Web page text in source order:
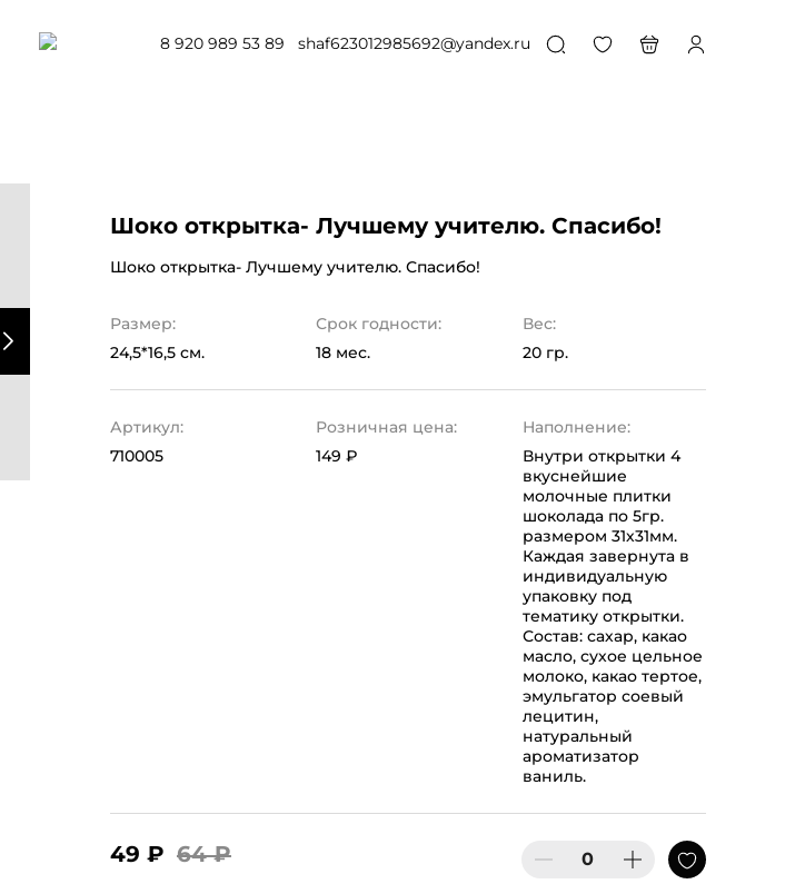
8 920 989 53 89 shaf623012985692@yandex.ru
Шоко открытка- Лучшему учителю. Спасибо!
Шоко открытка- Лучшему учителю. Спасибо!
Размер:
24,5*16,5 см.
Срок годности:
18 мес.
Вес:
20 гр.
Артикул:
710005
Розничная цена:
149 ₽
Наполнение:
Внутри открытки 4
вкуснейшие
молочные плитки
шоколада по 5гр.
размером 31х31мм.
Каждая завернута в
индивидуальную
упаковку под
тематику открытки.
Состав: сахар, какао
масло, сухое цельное
молоко, какао тертое,
эмульгатор соевый
лецитин,
натуральный
ароматизатор
ваниль.
49 ₽ 64 ₽